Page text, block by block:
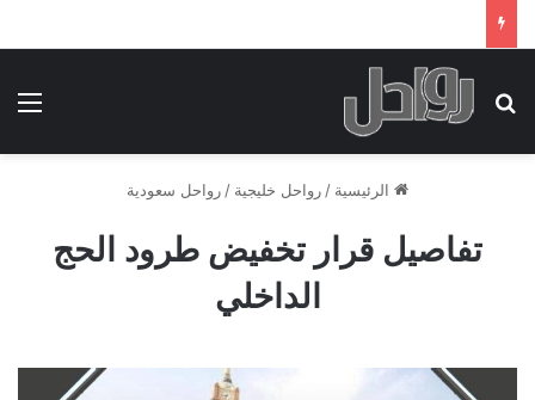
بحث عن
الرئيسية / رواحل خليجية / رواحل سعودية
تفاصيل قرار تخفيض طرود الحج
الداخلي